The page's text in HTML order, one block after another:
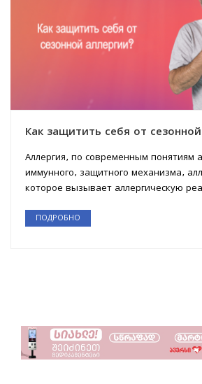
Как защитить себя от
Аллергия, по современным понятиям
иммунного, защитного механизма,
которое вызывает аллергическую
ПОДРОБНО